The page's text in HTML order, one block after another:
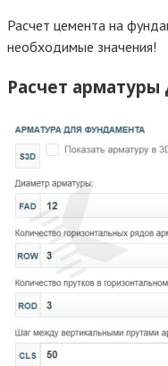
Расчет цемента на
необходимые значения!
Расчет